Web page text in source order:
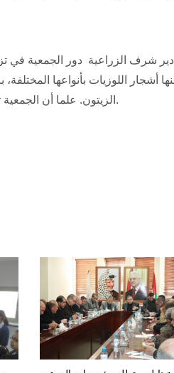
شرف الزراعية دور الجمعية في
اللوزيات بأنواعها المختلفة،
الزيتون. علما أن الجمعية تضم في عضويتها 7 قرى أخرى.